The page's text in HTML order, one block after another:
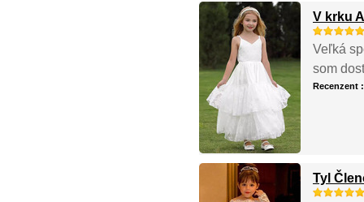
V krku
Veľká
som
Recenzent
Tyl